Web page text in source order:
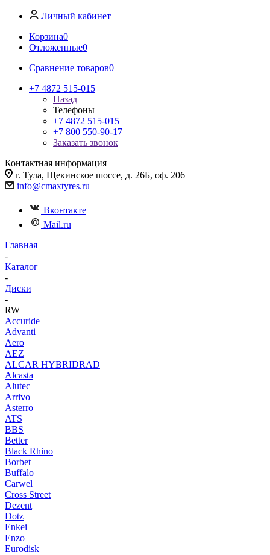
Личный кабинет
Корзина0
Отложенные0
Сравнение товаров0
+7 4872 515-015
Назад
Телефоны
+7 4872 515-015
+7 800 550-90-17
Заказать звонок
Контактная информация
г. Тула, Щекинское шоссе, д. 26Б, оф. 206
info@cmaxtyres.ru
Вконтакте
Mail.ru
Главная
-
Каталог
-
Диски
-
RW
Accuride
Advanti
Aero
AEZ
ALCAR HYBRIDRAD
Alcasta
Alutec
Arrivo
Asterro
ATS
BBS
Better
Black Rhino
Borbet
Buffalo
Carwel
Cross Street
Dezent
Dotz
Enkei
Enzo
Eurodisk